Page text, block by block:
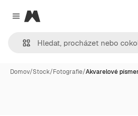
Close menu
Magnific
Domov/Stock/Fotografie/Akvarelové